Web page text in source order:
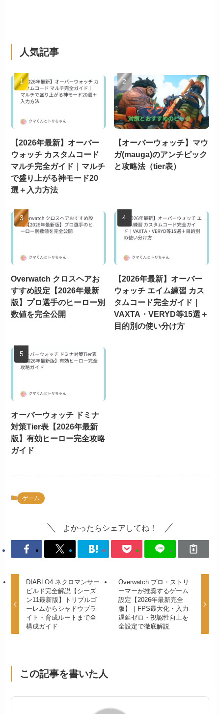
人気記事
【2026年最新】オーバー
ウォッチ カスタムコード
マルチ完全ガイド｜マルチ
で盛り上がる神モード20
選＋入力方法
【オーバーウォッチ】マウ
ガ(mauga)のアンチピック
と攻略法（tier表）
Overwatch クロスヘアお
すすめ設定【2026年最新
版】プロ選手のヒーロー別
数値を完全公開
【2026年最新】オーバー
ウォッチ エイム練習 カス
タムコード完全ガイド｜
VAXTA・VERYD等15選＋
目的別の使い分け方
オーバーウォッチ ドミナ
対策Tier表【2026年最新
版】有効ヒーロー完全攻略
ガイド
ゲーム
よかったらシェアしてね！
DIABLO4 ネクロマンサー
ビルド完全解説【シーズ
ン11最新版】トリプルゴ
ーレムからシャドウブラ
イト・育成ルートまで全
構成ガイド
Overwatch プロ・ストリ
ーマーが推奨するゲーム
設定【2026年最新完全
版】｜FPS最大化・入力
遅延ゼロ・視認性向上を
全設定で徹底解説
この記事を書いた人